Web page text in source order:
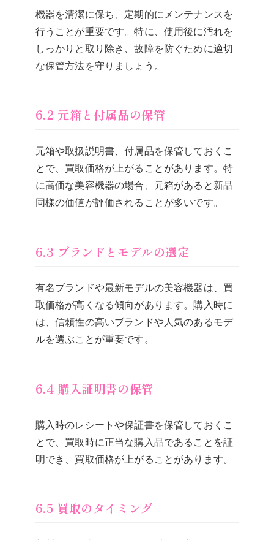
機器を清潔に保ち、定期的にメンテナンスを
行うことが重要です。特に、使用後に汚れを
しっかりと取り除き、故障を防ぐために適切
な保管方法を守りましょう。
6.2 元箱と付属品の保管
元箱や取扱説明書、付属品を保管しておくこ
とで、買取価格が上がることがあります。特
に高価な美容機器の場合、元箱があると新品
同様の価値が評価されることが多いです。
6.3 ブランドとモデルの選定
有名ブランドや最新モデルの美容機器は、買
取価格が高くなる傾向があります。購入時に
は、信頼性の高いブランドや人気のあるモデ
ルを選ぶことが重要です。
6.4 購入証明書の保管
購入時のレシートや保証書を保管しておくこ
とで、買取時に正当な購入品であることを証
明でき、買取価格が上がることがあります。
6.5 買取のタイミング